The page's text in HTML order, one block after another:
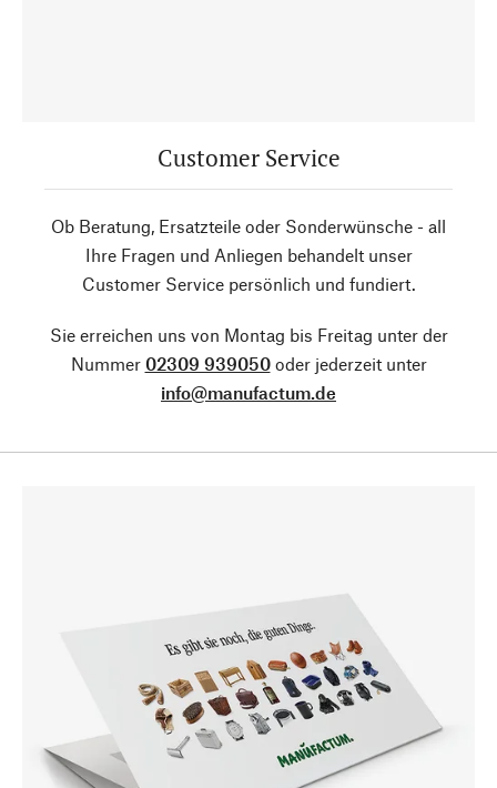
Customer Service
Ob Beratung, Ersatzteile oder Sonderwünsche - all
Ihre Fragen und Anliegen behandelt unser
Customer Service persönlich und fundiert.
Sie erreichen uns von Montag bis Freitag unter der
Nummer 02309 939050oder jederzeit unter
info@manufactum.de